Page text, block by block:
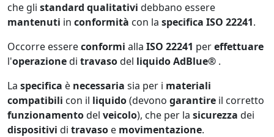
che gli standard qualitativi debbano essere
mantenuti in conformità con la specifica ISO 22241.
Occorre essereconformi alla ISO 22241 pereffettuare
l'operazionedi travasodel liquidoAdBlue® .
La specifica è necessaria sia per i materiali
compatibili con il liquido(devono garantire il corretto
funzionamentodel veicolo), che per la sicurezza dei
dispositivi di travaso e movimentazione.